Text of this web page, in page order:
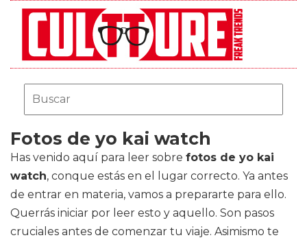
Fotos de yo kai watch
Has venido aquí para leer sobre fotos de yo kai
watch, conque estás en el lugar correcto. Ya antes
de entrar en materia, vamos a prepararte para ello.
Querrás iniciar por leer esto y aquello. Son pasos
cruciales antes de comenzar tu viaje. Asimismo te